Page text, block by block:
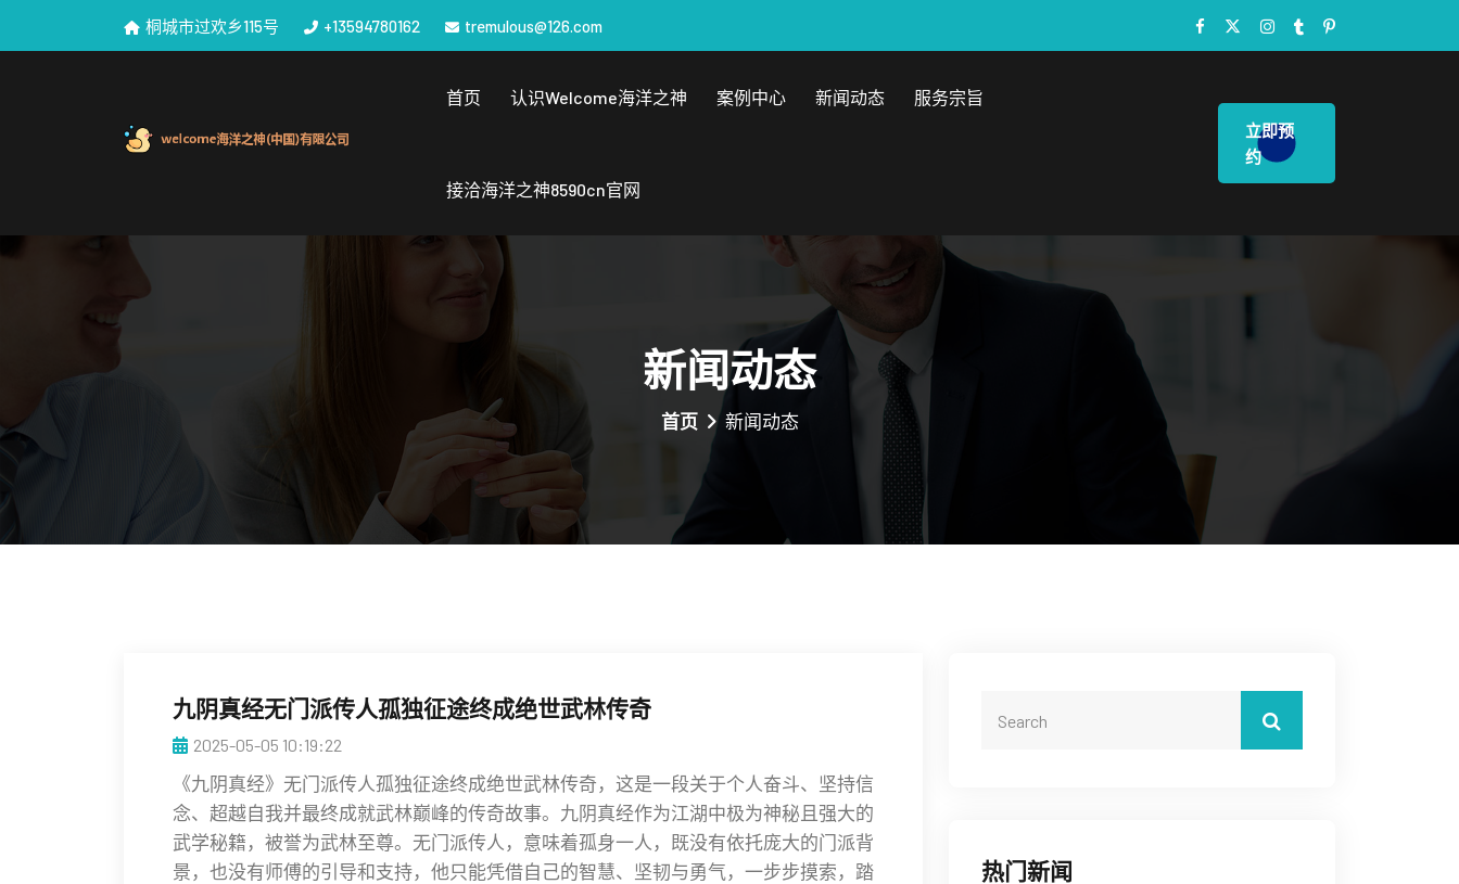
桐城市过欢乡115号 +13594780162 tremulous@126.com
首页 认识welcome海洋之神 案例中心 新闻动态 服务宗旨
接洽海洋之神8590cn官网
立即预
约
新闻动态
首页 新闻动态
九阴真经无门派传人孤独征途终成绝世武林传奇
2025-05-05 10:19:22
《九阴真经》无门派传人孤独征途终成绝世武林传奇，这是一段关于个人奋斗、坚持信
念、超越自我并最终成就武林巅峰的传奇故事。九阴真经作为江湖中极为神秘且强大的
武学秘籍，被誉为武林至尊。无门派传人，意味着孤身一人，既没有依托庞大的门派背
景，也没有师傅的引导和支持，他只能凭借自己的智慧、坚韧与勇气，一步步摸索，踏
热门新闻